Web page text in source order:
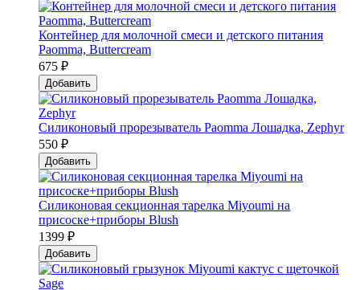
Контейнер для молочной смеси и детского питания
Paomma, Buttercream
675 ₽
Добавить
Силиконовый прорезыватель Paomma Лошадка, Zephyr
550 ₽
Добавить
Силиконовая секционная тарелка Мiyoumi на
присоске+приборы Blush
1399 ₽
Добавить